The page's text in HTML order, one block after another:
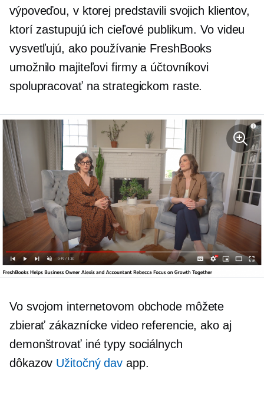
výpoveďou, v ktorej predstavili svojich klientov,
ktorí zastupujú ich cieľové publikum. Vo videu
vysvetľujú, ako používanie FreshBooks
umožnilo majiteľovi firmy a účtovníkovi
spolupracovať na strategickom raste.
Vo svojom internetovom obchode môžete
zbierať zákaznícke video referencie, ako aj
demonštrovať iné typy sociálnych
dôkazov Užitočný dav app.